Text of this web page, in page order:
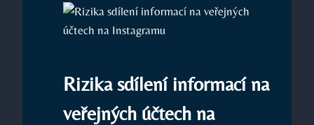
Rizika sdílení informací na
veřejných účtech na